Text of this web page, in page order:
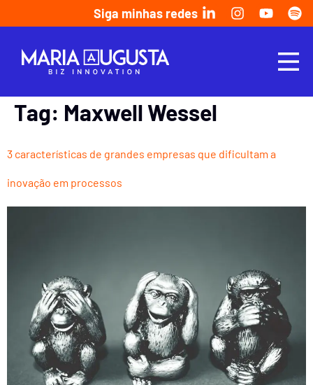
Siga minhas redes
Tag: Maxwell Wessel
3 características de grandes empresas que dificultam a
inovação em processos